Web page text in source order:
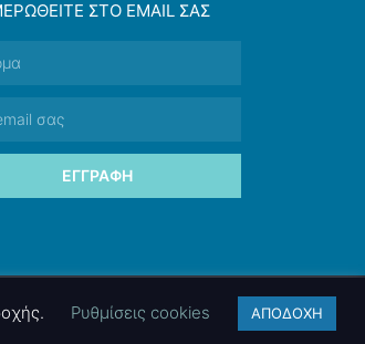
ΣΤΟ EMAIL ΣΑΣ
ΕΓΓΡΑΦΉ
Ρυθμίσεις cookies ΑΠΟΔΟΧΗ